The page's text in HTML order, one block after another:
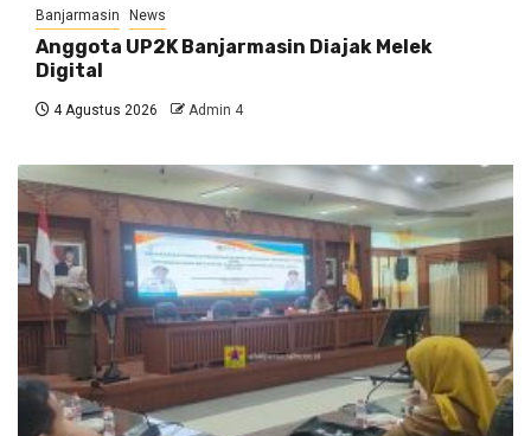
Banjarmasin News
Anggota UP2K Banjarmasin Diajak Melek
Digital
4 Agustus 2026 Admin 4